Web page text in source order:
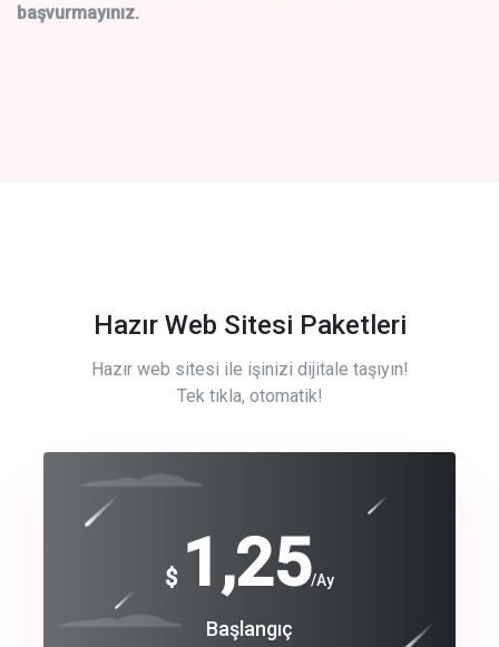
başvurmayınız.
Hazır Web Sitesi Paketleri
Hazır web sitesi ile işinizi dijitale taşıyın!
Tek tıkla, otomatik!
$ 1,25/Ay
Başlangıç
Free
Basic